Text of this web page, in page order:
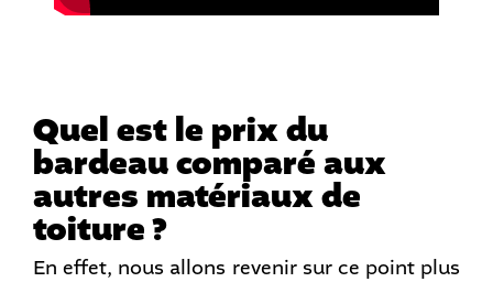
Quel est le prix du
bardeau comparé aux
autres matériaux de
toiture ?
En effet, nous allons revenir sur ce point plus